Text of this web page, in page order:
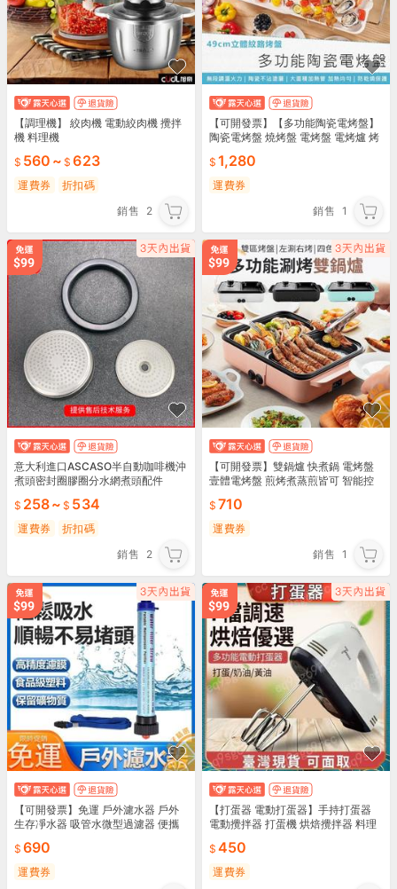
【調理機】 絞肉機 電動絞肉機 攪拌
機 料理機
560 ~ 623
運費券
折扣碼
銷售
2
【可開發票】【多功能陶瓷電烤盤】
陶瓷電烤盤 燒烤盤 電烤盤 電烤爐 烤
1,280
運費券
銷售 1
意大利進口ASCASO半自動咖啡機沖
煮頭密封圈膠圈分水網煮頭配件
258~ 534
運費券
折扣碼
銷售
2
【可開發票】雙鍋爐 快煮鍋 電烤盤
壹體電烤盤 煎烤煮蒸煎皆可 智能控
鍋710
運費券
銷售 1
【可開發票】免運 戶外濾水器 戶外
生存凈水器 吸管水微型過濾器 便攜
外淨水器z6815
690
運費券
【打蛋器 電動打蛋器】手持打蛋器
電動攪拌器 打蛋機 烘焙攪拌器 料理
鬆上手 省時省力 麵糊奶🍰
450
運費券